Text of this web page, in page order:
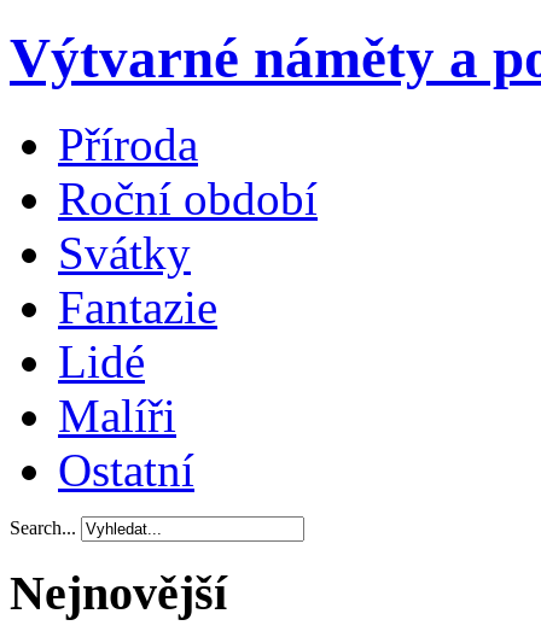
Výtvarné náměty a
Příroda
Roční období
Svátky
Fantazie
Lidé
Malíři
Ostatní
Search...
Nejnovější